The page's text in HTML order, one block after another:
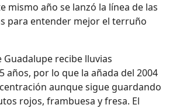
mismo año se lanzó la línea de las
para entender mejor el terruño
Guadalupe recibe lluvias
años, por lo que la añada del 2004
aunque sigue guardando
rojos, frambuesa y fresa. El